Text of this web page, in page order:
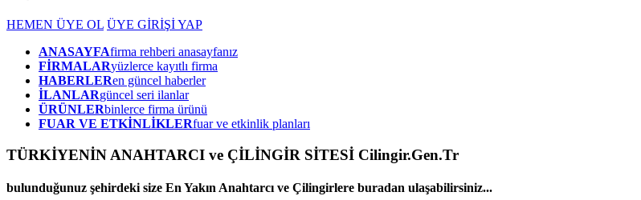
HEMEN ÜYE OL ÜYE GİRİŞİ YAP
ANASAYFAfirma rehberi anasayfanız
FİRMALARyüzlerce kayıtlı firma
HABERLERen güncel haberler
İLANLARgüncel seri ilanlar
ÜRÜNLERbinlerce firma ürünü
FUAR VE ETKİNLİKLERfuar ve etkinlik planları
TÜRKİYENİN ANAHTARCI ve ÇİLİNGİR SİTESİ Cilingir.Gen.Tr
bulunduğunuz şehirdeki size En Yakın Anahtarcı ve Çilingirlere buradan ulaşabilirsiniz...